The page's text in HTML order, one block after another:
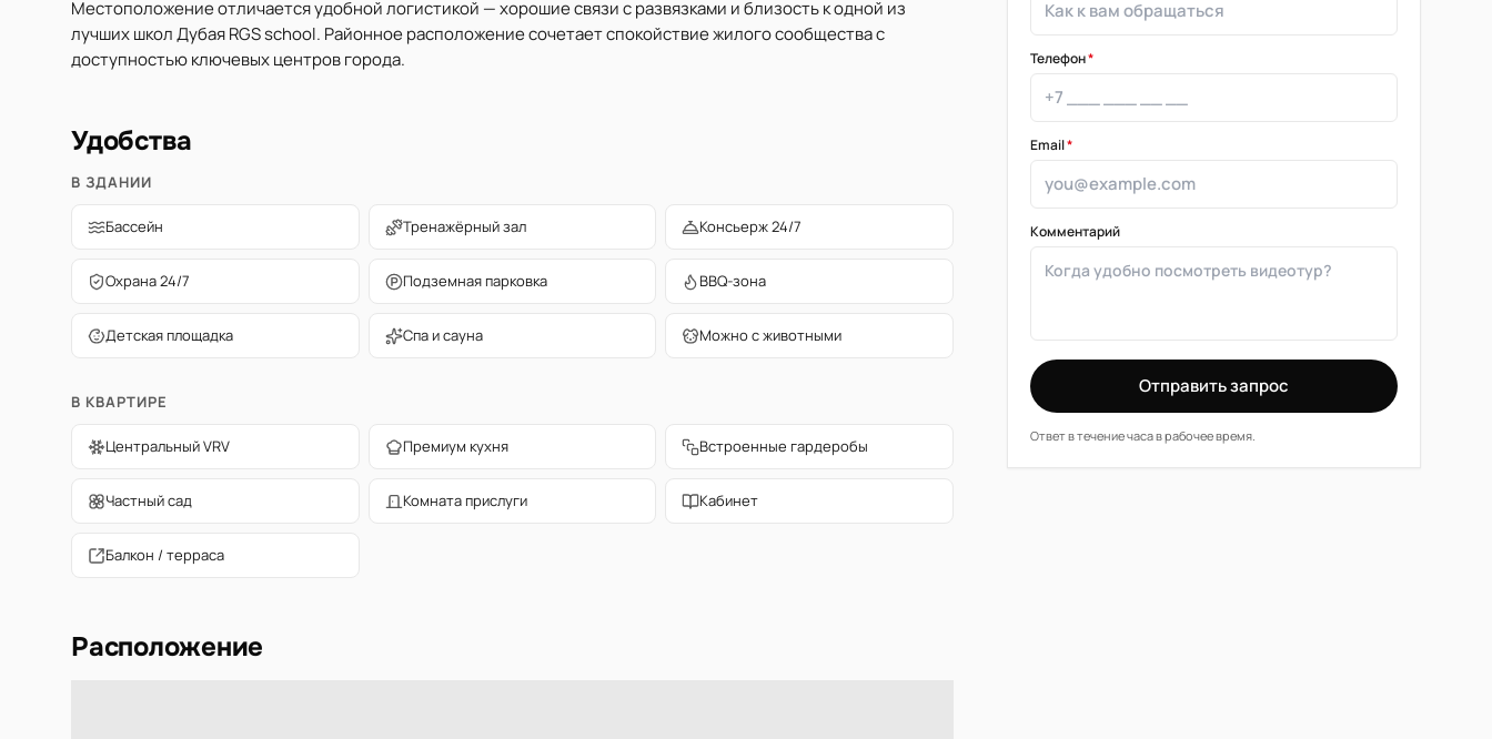
Местоположение отличается удобной логистикой — хорошие связи с развязками и близость к одной из
лучших школ Дубая RGS school. Районное расположение сочетает спокойствие жилого сообщества с
доступностью ключевых центров города.
Удобства
В ЗДАНИИ
Бассейн Тренажёрный зал Консьерж 24/7
Охрана 24/7 Подземная парковка BBQ-зона
Детская площадка Спа и сауна Можно с животными
В КВАРТИРЕ
Центральный VRV Премиум кухня Встроенные гардеробы
Частный сад Комната прислуги Кабинет
Балкон / терраса
Расположение
Телефон*
Email*
Комментарий
Отправить запрос
Ответ в течение часа в рабочее время.